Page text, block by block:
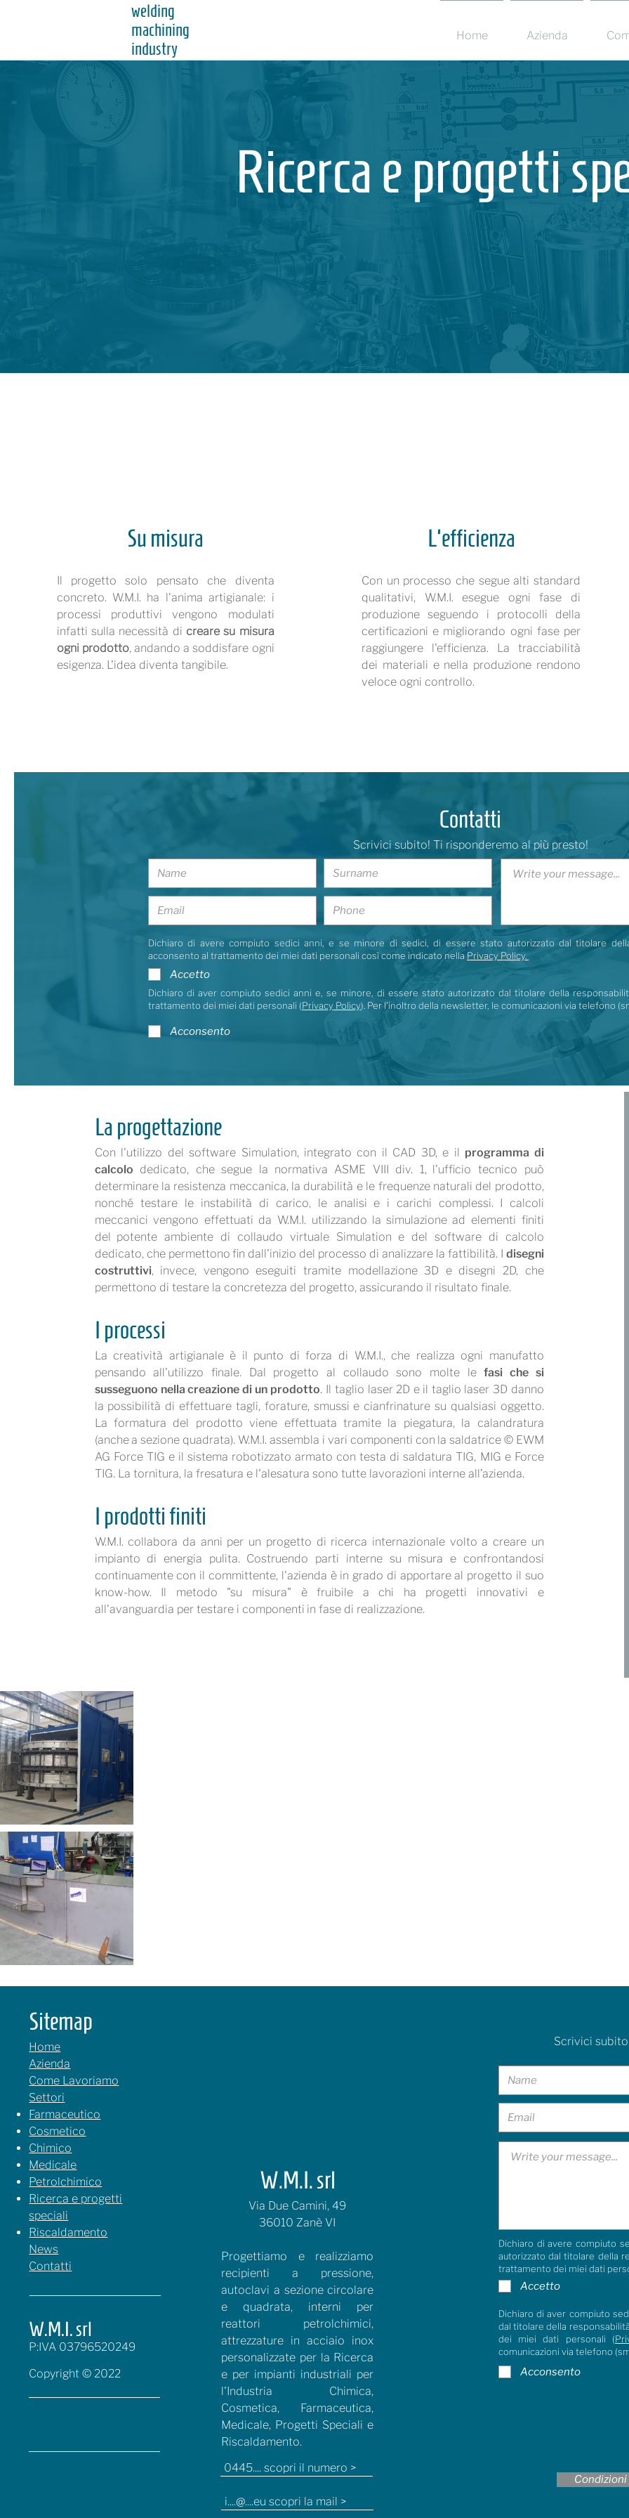
welding
machining
industry
Home Azienda
Ricerca e progetti
Su misura
Il progetto solo pensato che diventa
concreto. W.M.I. ha l'anima artigianale: i
processi produttivi vengono modulati
infatti sulla necessità di creare su misura
ogni prodotto, andando a soddisfare ogni
esigenza. L'idea diventa tangibile.
L'efficienza
Con un processo che segue alti standard
qualitativi, W.M.I. esegue ogni fase di
produzione seguendo i protocolli della
certificazioni e migliorando ogni fase per
raggiungere l'efficienza. La tracciabilità
dei materiali e nella produzione rendono
veloce ogni controllo.
Contatti
Scrivici subito! Ti risponderemo al più presto!
Dichiaro di avere compiuto sedici anni, e se minore di sedici, di essere stato autorizzato dal titolare
acconsento al trattamento dei miei dati personali così come indicato nella Privacy Policy.
Accetto
Dichiaro di aver compiuto sedici anni e, se minore, di essere stato autorizzato dal titolare della
trattamento dei miei dati personali (Privacy Policy). Per l’inoltro della newsletter, le comunicazioni via telefono
Acconsento
La progettazione
Con l'utilizzo del software Simulation, integrato con il CAD 3D, e il programma di
calcolo dedicato, che segue la normativa ASME VIII div. 1, l'ufficio tecnico può
determinare la resistenza meccanica, la durabilità e le frequenze naturali del prodotto,
nonché testare le instabilità di carico, le analisi e i carichi complessi. I calcoli
meccanici vengono effettuati da W.M.I. utilizzando la simulazione ad elementi finiti
del potente ambiente di collaudo virtuale Simulation e del software di calcolo
dedicato, che permettono fin dall'inizio del processo di analizzare la fattibilità. I disegni
costruttivi, invece, vengono eseguiti tramite modellazione 3D e disegni 2D, che
permettono di testare la concretezza del progetto, assicurando il risultato finale.
I processi
La creatività artigianale è il punto di forza di W.M.I., che realizza ogni manufatto
pensando all'utilizzo finale. Dal progetto al collaudo sono molte lefasi che si
susseguono nella creazione di un prodotto. Il taglio laser 2D e il taglio laser 3D danno
la possibilità di effettuare tagli, forature, smussi e cianfrinature su qualsiasi oggetto.
La formatura del prodotto viene effettuata tramite la piegatura, la calandratura
(anche a sezione quadrata). W.M.I. assembla i vari componenti con la saldatrice © EWM
AG Force TIG e il sistema robotizzato armato con testa di saldatura TIG, MIG e Force
TIG. La tornitura, la fresatura e l'alesatura sono tutte lavorazioni interne all’azienda.
I prodotti finiti
W.M.I. collabora da anni per un progetto di ricerca internazionale volto a creare un
impianto di energia pulita. Costruendo parti interne su misura e confrontandosi
continuamente con il committente, l'azienda è in grado di apportare al progetto il suo
know-how. Il metodo "su misura" è fruibile a chi ha progetti innovativi e
all'avanguardia per testare i componenti in fase di realizzazione.
Sitemap
Home
Azienda
Come Lavoriamo
Settori
Farmaceutico
Cosmetico
Chimico
Medicale
Petrolchimico
Ricerca e progetti
speciali
Riscaldamento
News
Contatti
W.M.I. srl
P:IVA 03796520249
Copyright © 2022
W.M.I. srl
Via Due Camini, 49
36010 Zanè VI
Progettiamo e realizziamo
recipienti a pressione,
autoclavi a sezione circolare
e quadrata, interni per
reattori petrolchimici,
attrezzature in acciaio inox
personalizzate per la Ricerca
e per impianti industriali per
l'Industria Chimica,
Cosmetica, Farmaceutica,
Medicale, Progetti Speciali e
Riscaldamento.
0445.... scopri il numero >
i....@....eu scopri la mail >
Scrivici
Dichiaro di avere compiuto
autorizzato dal titolare della
trattamento dei miei dati
Accetto
Dichiaro di aver compiuto
dal titolare della
dei miei dati personali (
comunicazioni via telefono
Acconsento
Condizioni